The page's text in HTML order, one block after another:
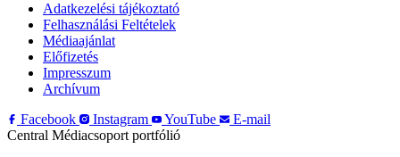
Adatkezelési tájékoztató
Felhasználási Feltételek
Médiaajánlat
Előfizetés
Impresszum
Archívum
Facebook
Instagram YouTube
E-mail
Central Médiacsoport portfólió